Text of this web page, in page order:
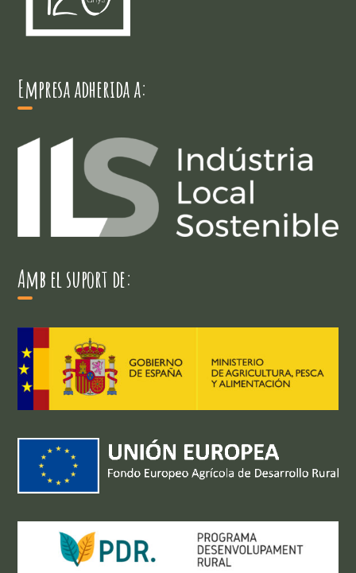
Empresa adherida a:
Amb el suport de: